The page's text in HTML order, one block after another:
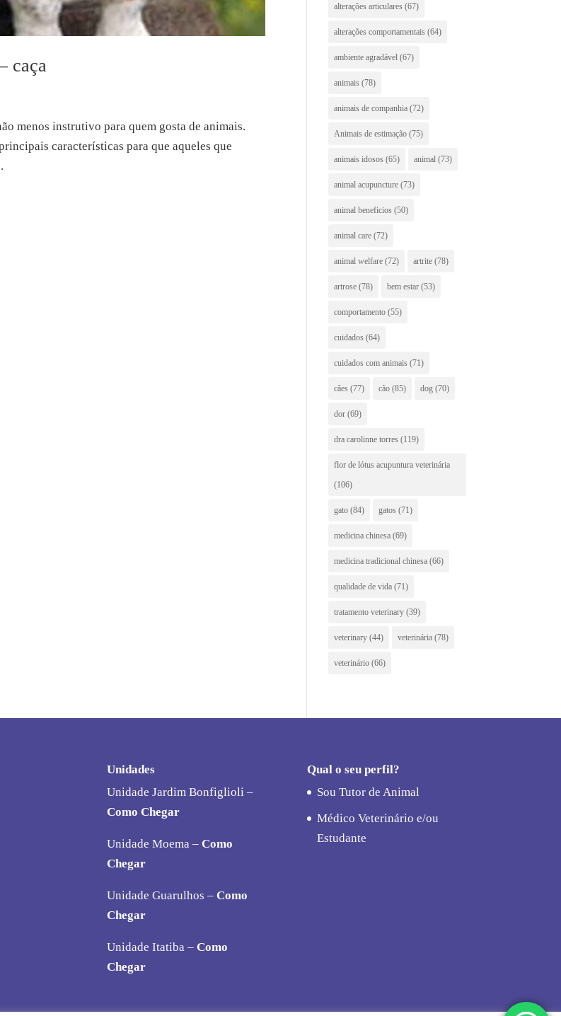
caça
menos instrutivo para quem gosta de animais.
características para que aqueles que
alterações articulares (67)
alterações comportamentais (64)
ambiente agradável (67)
animais (78)
animais de companhia (72)
Animais de estimação (75)
animais idosos (65) animal (73)
animal acupuncture (73)
animal beneficios (50)
animal care (72)
animal welfare (72) artrite (78)
artrose (78) bem estar (53)
comportamento (55)
cuidados (64)
cuidados com animais (71)
cães (77) cão (85) dog (70)
dor (69)
dra carolinne torres (119)
flor de lótus acupuntura veterinária
(106)
gato (84) gatos (71)
medicina chinesa (69)
medicina tradicional chinesa (66)
qualidade de vida (71)
tratamento veterinary (39)
veterinary (44) veterinária (78)
veterinário (66)
Unidades
Unidade Jardim Bonfiglioli –
Como Chegar
Unidade Moema – Como
Chegar
Unidade Guarulhos – Como
Chegar
Unidade Itatiba – Como
Chegar
Qual o seu perfil?
Sou Tutor de Animal
Médico Veterinário e/ou
Estudante